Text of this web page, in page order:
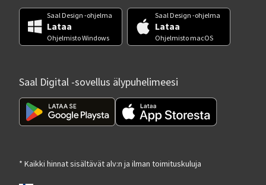
Saal Design -ohjelma
Lataa
Ohjelmisto Windows
Saal Design -ohjelma
Lataa
Ohjelmisto macOS
Saal Digital -sovellus älypuhelimeesi
* Kaikki hinnat sisältävät alv:n ja ilman toimituskuluja